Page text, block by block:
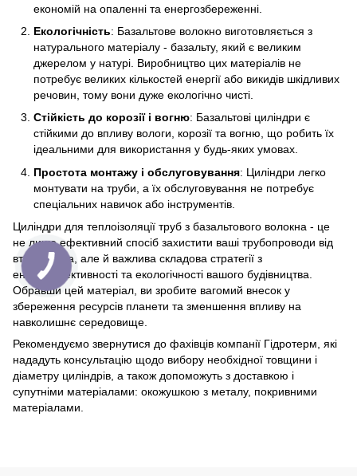
економій на опаленні та енергозбереженні.
Екологічність: Базальтове волокно виготовляється з
натурального матеріалу - базальту, який є великим
джерелом у натурі. Виробництво цих матеріалів не
потребує великих кількостей енергії або викидів шкідливих
речовин, тому вони дуже екологічно чисті.
Стійкість до корозії і вогню: Базальтові циліндри є
стійкими до впливу вологи, корозії та вогню, що робить їх
ідеальними для використання у будь-яких умовах.
Простота монтажу і обслуговування: Циліндри легко
монтувати на труби, а їх обслуговування не потребує
спеціальних навичок або інструментів.
Циліндри для теплоізоляції труб з базальтового волокна - це
не лише ефективний спосіб захистити ваші трубопроводи від
втрат тепла, але й важлива складова стратегії з
енергоефективності та екологічності вашого будівництва.
Обравши цей матеріал, ви зробите вагомий внесок у
збереження ресурсів планети та зменшення впливу на
навколишнє середовище.
Рекомендуємо звернутися до фахівців компанії Гідротерм, які
нададуть консультацію щодо вибору необхідної товщини і
діаметру циліндрів, а також допоможуть з доставкою і
супутніми матеріалами: окожушкою з металу, покривними
матеріалами.